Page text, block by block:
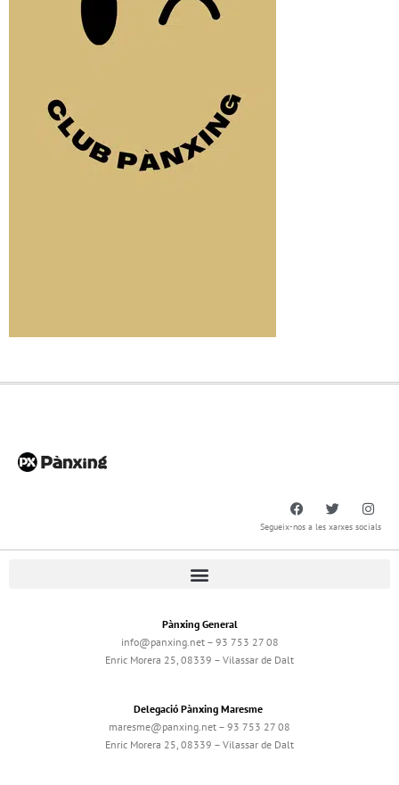
Segueix-nos a les xarxes socials
Pànxing General
info@panxing.net – 93 753 27 08
Enric Morera 25, 08339 – Vilassar de Dalt
Delegació Pànxing Maresme
maresme@panxing.net – 93 753 27 08
Enric Morera 25, 08339 – Vilassar de Dalt